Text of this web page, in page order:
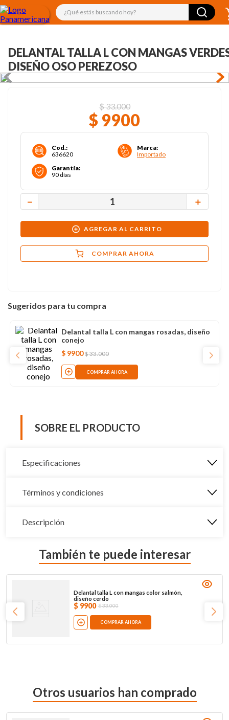
¿Qué estás buscando hoy?
DELANTAL TALLA L CON MANGAS
DISEÑO OSO PEREZOSO
$33.000
$ 9900
Cod.:
636620
Marca:
Importado
Garantía:
90 días
＋
－
AGREGAR AL CARRITO
COMPRAR AHORA
Sugeridos para tu compra
Delantal talla L con mangas rosadas, diseño
conejo
$ 9900 $33.000
COMPRAR AHORA
SOBRE EL PRODUCTO
Especificaciones
Términos y condiciones
Descripción
También te puede interesar
Delantal talla L con mangas color salmón,
diseño cerdo
$ 9900 $33.000
COMPRAR AHORA
Otros usuarios han comprado